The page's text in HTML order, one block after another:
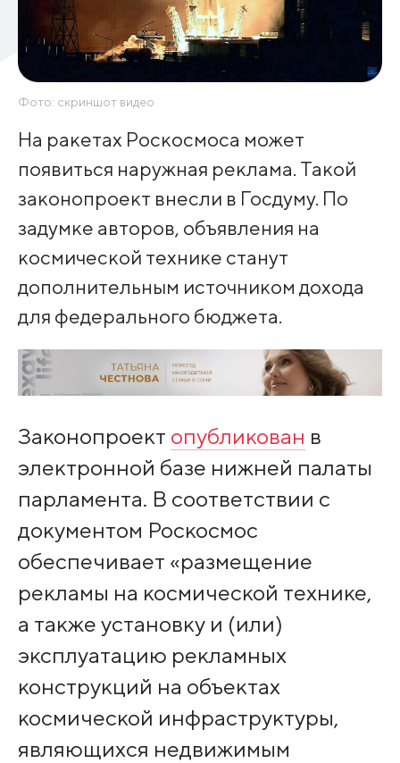
Фото: скриншот видео
На ракетах Роскосмоса может
появиться наружная реклама. Такой
законопроект внесли в Госдуму. По
задумке авторов, объявления на
космической технике станут
дополнительным источником дохода
для федерального бюджета.
Законопроект опубликован в
электронной базе нижней палаты
парламента. В соответствии с
документом Роскосмос
обеспечивает «размещение
рекламы на космической технике,
а также установку и (или)
эксплуатацию рекламных
конструкций на объектах
космической инфраструктуры,
являющихся недвижимым